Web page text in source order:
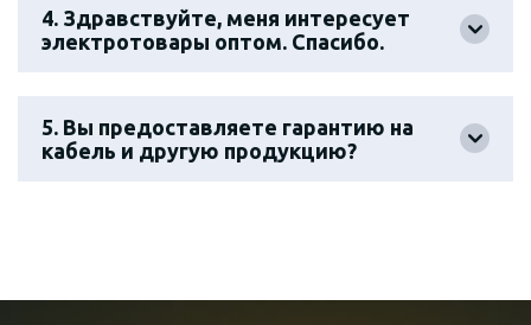
4. Здравствуйте, меня интересует
электротовары оптом. Спасибо.
5. Вы предоставляете гарантию на
кабель и другую продукцию?